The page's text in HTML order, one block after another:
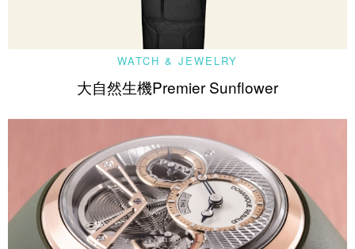
WATCH & JEWELRY
大自然生機Premier Sunflower